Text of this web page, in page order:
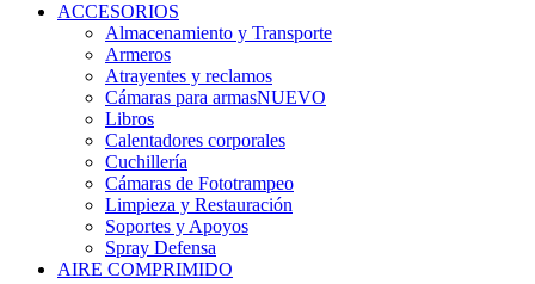
ACCESORIOS
Almacenamiento y Transporte
Armeros
Atrayentes y reclamos
Cámaras para armasNUEVO
Libros
Calentadores corporales
Cuchillería
Cámaras de Fototrampeo
Limpieza y Restauración
Soportes y Apoyos
Spray Defensa
AIRE COMPRIMIDO